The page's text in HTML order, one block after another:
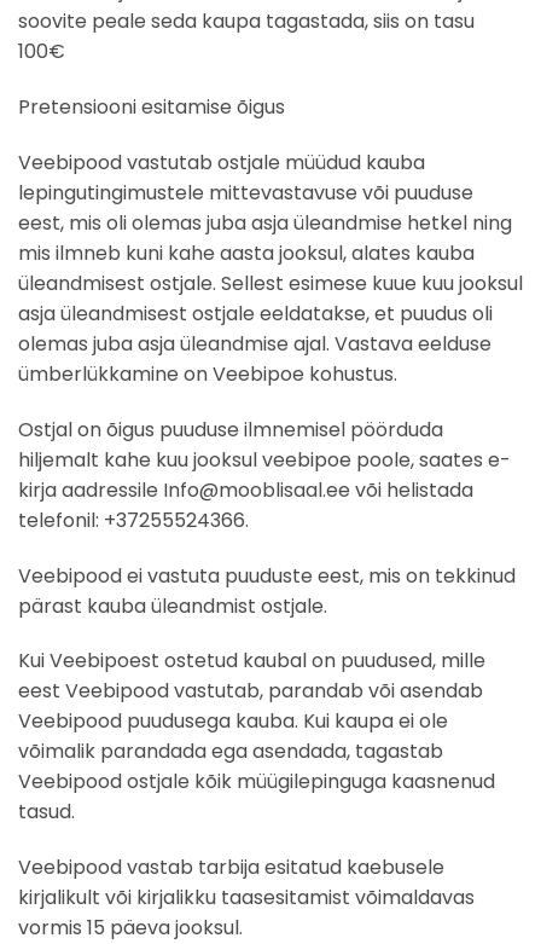
soovite peale seda kaupa tagastada, siis on tasu
100€
Pretensiooni esitamise õigus
Veebipood vastutab ostjale müüdud kauba
lepingutingimustele mittevastavuse või puuduse
eest, mis oli olemas juba asja üleandmise hetkel ning
mis ilmneb kuni kahe aasta jooksul, alates kauba
üleandmisest ostjale. Sellest esimese kuue kuu jooksul
asja üleandmisest ostjale eeldatakse, et puudus oli
olemas juba asja üleandmise ajal. Vastava eelduse
ümberlükkamine on Veebipoe kohustus.
Ostjal on õigus puuduse ilmnemisel pöörduda
hiljemalt kahe kuu jooksul veebipoe poole, saates e-
kirja aadressile Info@mooblisaal.ee või helistada
telefonil: +37255524366.
Veebipood ei vastuta puuduste eest, mis on tekkinud
pärast kauba üleandmist ostjale.
Kui Veebipoest ostetud kaubal on puudused, mille
eest Veebipood vastutab, parandab või asendab
Veebipood puudusega kauba. Kui kaupa ei ole
võimalik parandada ega asendada, tagastab
Veebipood ostjale kõik müügilepinguga kaasnenud
tasud.
Veebipood vastab tarbija esitatud kaebusele
kirjalikult või kirjalikku taasesitamist võimaldavas
vormis 15 päeva jooksul.